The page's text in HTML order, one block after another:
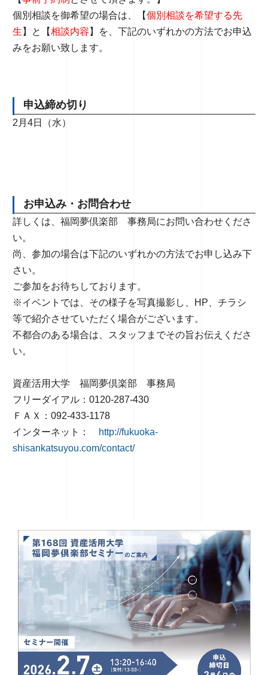
個別相談を御希望の場合は、【個別相談を希望する先
生 】と【相談内容 】を、下記のいずれかの方法でお申込
みをお願い致します。
申込締め切り
2月4日（水）
お申込み・お問合わせ
詳しくは、福岡夢倶楽部 事務局にお問い合わせくださ
い。
尚、参加の場合は下記のいずれかの方法でお申し込み下
さい。
ご参加をお待ちしております。
※イベントでは、その様子を写真撮影し、HP、チラシ
等で紹介させていただく場合がございます。
不都合のある場合は、スタッフまでその旨お伝えくださ
い。
資産活用大学 福岡夢倶楽部 事務局
フリーダイアル：0120-287-430
ＦＡＸ：092-433-1178
インターネット：
http://fukuoka-
shisankatsuyou.com/contact/